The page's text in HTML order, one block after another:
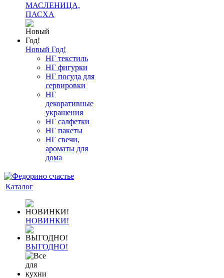
МАСЛЕНИЦА,
ПАСХА
Новый Год!
НГ текстиль
НГ фигурки
НГ посуда для
сервировки
НГ
декоративные
украшения
НГ салфетки
НГ пакеты
НГ свечи,
ароматы для
дома
Каталог
НОВИНКИ!
ВЫГОДНО!